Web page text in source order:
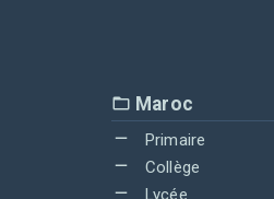
Maroc
Primaire
Collège
Lycée